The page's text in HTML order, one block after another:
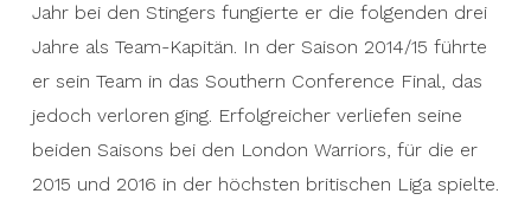
Jahr bei den Stingers fungierte er die folgenden drei
Jahre als Team-Kapitän. In der Saison 2014/15 führte
er sein Team in das Southern Conference Final, das
jedoch verloren ging. Erfolgreicher verliefen seine
beiden Saisons bei den London Warriors, für die er
2015 und 2016 in der höchsten britischen Liga spielte.